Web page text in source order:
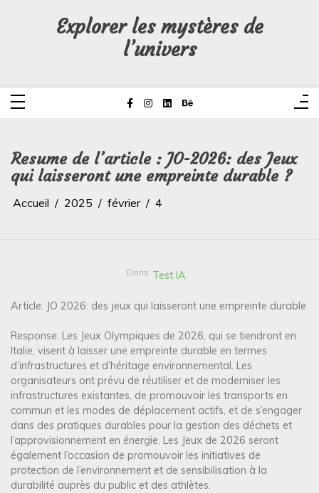
Explorer les mystères de
l’univers
Resume de l’article : JO-2026: des Jeux
qui laisseront une empreinte durable ?
Accueil 2025 février 4
Dans Test IA
Article: JO 2026: des jeux qui laisseront une empreinte durable
Response: Les Jeux Olympiques de 2026, qui se tiendront en
Italie, visent à laisser une empreinte durable en termes
d’infrastructures et d’héritage environnemental. Les
organisateurs ont prévu de réutiliser et de moderniser les
infrastructures existantes, de promouvoir les transports en
commun et les modes de déplacement actifs, et de s’engager
dans des pratiques durables pour la gestion des déchets et
l’approvisionnement en énergie. Les Jeux de 2026 seront
également l’occasion de promouvoir les initiatives de
protection de l’environnement et de sensibilisation à la
durabilité auprès du public et des athlètes.